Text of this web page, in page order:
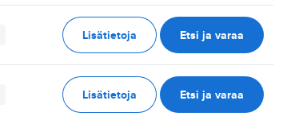
Lisätietoja Etsi ja varaa
Lisätietoja Etsi ja varaa